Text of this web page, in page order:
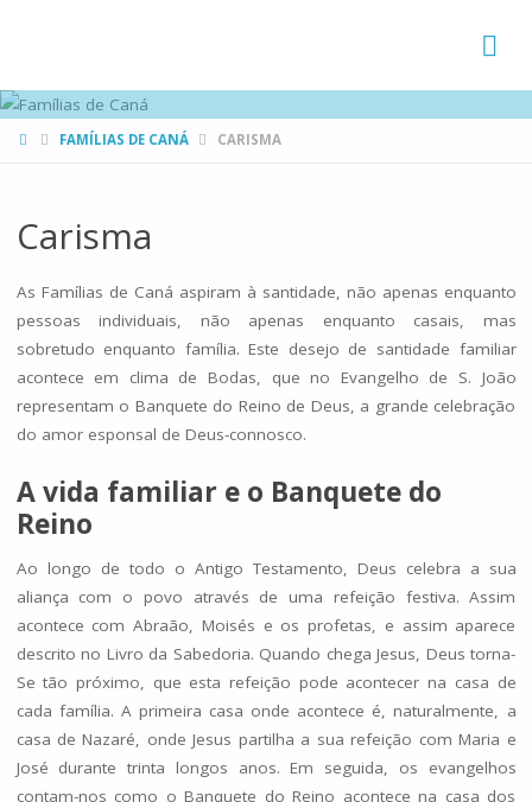
HOMEFAMÍLIAS DE CANÁ CARISMA
Carisma
As Famílias de Caná aspiram à santidade, não apenas enquanto
pessoas individuais, não apenas enquanto casais, mas
sobretudo enquanto família. Este desejo de santidade familiar
acontece em clima de Bodas, que no Evangelho de S. João
representam o Banquete do Reino de Deus, a grande celebração
do amor esponsal de Deus-connosco.
A vida familiar e o Banquete do
Reino
Ao longo de todo o Antigo Testamento, Deus celebra a sua
aliança com o povo através de uma refeição festiva. Assim
acontece com Abraão, Moisés e os profetas, e assim aparece
descrito no Livro da Sabedoria. Quando chega Jesus, Deus torna-
Se tão próximo, que esta refeição pode acontecer na casa de
cada família. A primeira casa onde acontece é, naturalmente, a
casa de Nazaré, onde Jesus partilha a sua refeição com Maria e
José durante trinta longos anos. Em seguida, os evangelhos
contam-nos como o Banquete do Reino acontece na casa dos